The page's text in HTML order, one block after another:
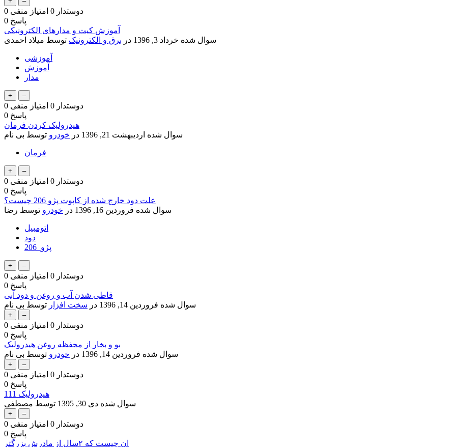
0 دوستدار 0 امتیاز منفی
0 پاسخ
آموزش کیت و مدارهای الکترونیکی
سوال شده خرداد 3, 1396 در برق و الکترونیک توسط میلاد احمدی
آموزشی
آموزش
مدار
0 دوستدار 0 امتیاز منفی
0 پاسخ
هیدرولیک کردن فرمان
سوال شده اردیبهشت 21, 1396 در خودرو توسط بی نام
فرمان
0 دوستدار 0 امتیاز منفی
0 پاسخ
علت دود خارج شده از کاپوت پژو 206 چیست؟
سوال شده فروردین 16, 1396 در خودرو توسط رضا
اتومبیل
دود
پژو_206
0 دوستدار 0 امتیاز منفی
0 پاسخ
قاطی شدن آب و روغن و دود آبی
سوال شده فروردین 14, 1396 در سخت افزار توسط بی نام
0 دوستدار 0 امتیاز منفی
0 پاسخ
بو و بخار از محفظه روغن هیدرولیک
سوال شده فروردین 14, 1396 در خودرو توسط بی نام
0 دوستدار 0 امتیاز منفی
0 پاسخ
هیدرولیک 111
سوال شده دی 30, 1395 توسط مصطفی
0 دوستدار 0 امتیاز منفی
0 پاسخ
ان چیست که ۲سال از مادرش بزرگتر